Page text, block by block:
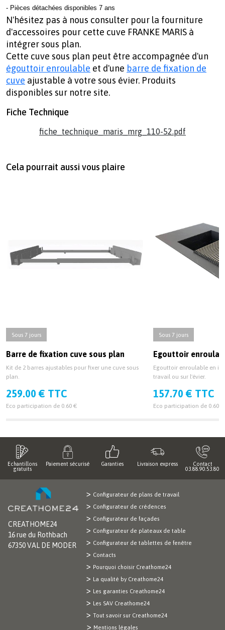
- Pièces détachées disponibles 7 ans
N'hésitez pas à nous consulter pour la fourniture
d'accessoires pour cette cuve FRANKE MARIS à
intégrer sous plan.
Cette cuve sous plan peut être accompagnée d'un
égouttoir enroulable et d'une barre de fixation de
cuve ajustable à votre sous évier. Produits
disponibles sur notre site.
Fiche Technique
fiche_technique_maris_mrg_110-52.pdf
Cela pourrait aussi vous plaire
Sous 7 jours
Barre de fixation cuve sous plan
Kit de 2 barres ajustables pour fixer une cuve sous
plan.
259.00 € TTC
Eco participation de 0.60 €
Sous 7 jours
Egouttoir
Egouttoir enroulable en
travail ou sur l'évier.
157.70 € TTC
Eco participation de 0.60 €
Echantillons
gratuits
Paiement sécurisé Garanties Livraison express
Contact
03.88.90.53.80
CREATHOME24
16 rue du Rothbach
67350 VAL DE MODER
Configurateur de plans de travail
Configurateur de crédences
Configurateur de façades
Configurateur de plateaux de table
Configurateur de tablettes de fenêtre
Contacts
Pourquoi choisir Creathome24
La qualité by Creathome24
Les garanties Creathome24
Les SAV Creathome24
Tout savoir sur Creathome24
Mentions légales